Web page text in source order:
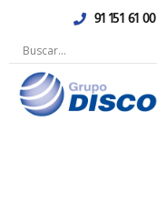
content
91 151 61 00